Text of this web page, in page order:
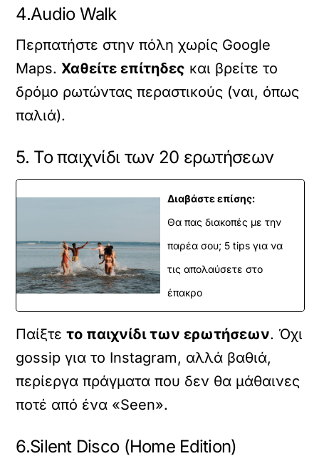
4.Audio Walk
Περπατήστε στην πόλη χωρίς Google
Maps.Χαθείτε επίτηδες και βρείτε το
δρόμο ρωτώντας περαστικούς (ναι, όπως
παλιά).
5. Το παιχνίδι των 20 ερωτήσεων
Διαβάστε επίσης:
Θα πας διακοπές με την
παρέα σου; 5 tips για να
τις απολαύσετε στο
έπακρο
Παίξτετο παιχνίδι των ερωτήσεων. Όχι
gossip για το Instagram, αλλά βαθιά,
περίεργα πράγματα που δεν θα μάθαινες
ποτέ από ένα «Seen».
6.Silent Disco (Home Edition)